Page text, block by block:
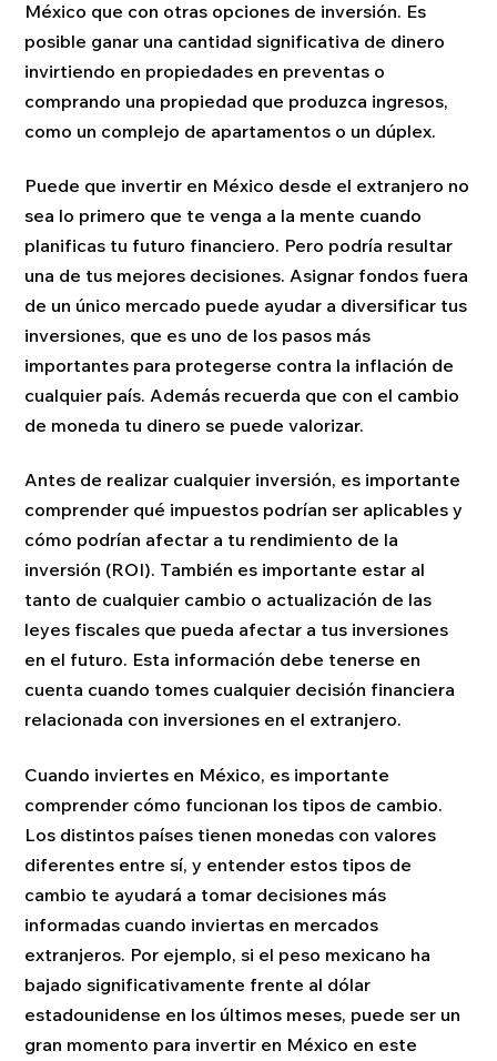
México que con otras opciones de inversión. Es
posible ganar una cantidad significativa de dinero
invirtiendo en propiedades en preventas o
comprando una propiedad que produzca ingresos,
como un complejo de apartamentos o un dúplex.
Puede que invertir en México desde el extranjero no
sea lo primero que te venga a la mente cuando
planificas tu futuro financiero. Pero podría resultar
una de tus mejores decisiones. Asignar fondos fuera
de un único mercado puede ayudar a diversificar tus
inversiones, que es uno de los pasos más
importantes para protegerse contra la inflación de
cualquier país. Además recuerda que con el cambio
de moneda tu dinero se puede valorizar.
Antes de realizar cualquier inversión, es importante
comprender qué impuestos podrían ser aplicables y
cómo podrían afectar a tu rendimiento de la
inversión (ROI). También es importante estar al
tanto de cualquier cambio o actualización de las
leyes fiscales que pueda afectar a tus inversiones
en el futuro. Esta información debe tenerse en
cuenta cuando tomes cualquier decisión financiera
relacionada con inversiones en el extranjero.
Cuando inviertes en México, es importante
comprender cómo funcionan los tipos de cambio.
Los distintos países tienen monedas con valores
diferentes entre sí, y entender estos tipos de
cambio te ayudará a tomar decisiones más
informadas cuando inviertas en mercados
extranjeros. Por ejemplo, si el peso mexicano ha
bajado significativamente frente al dólar
estadounidense en los últimos meses, puede ser un
gran momento para invertir en México en este